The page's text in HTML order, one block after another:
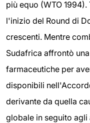
più equo (WTO
l'inizio del Round di
crescenti. Mentre
Sudafrica affrontò
farmaceutiche per
disponibili
derivante da quella
globale in seguito agli